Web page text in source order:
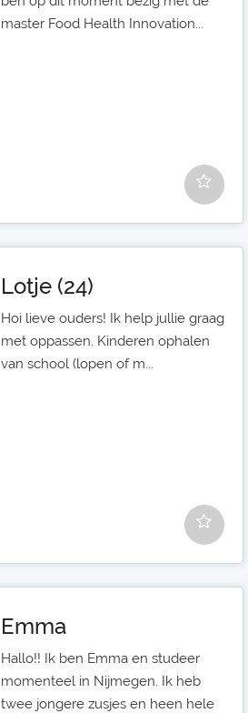
master Food Health Innovation...
Lotje (24)
Hoi lieve ouders! Ik help jullie graag
met oppassen. Kinderen ophalen
van school (lopen of m...
Emma
Hallo!! Ik ben Emma en studeer
momenteel in Nijmegen. Ik heb
twee jongere zusjes en heen hele